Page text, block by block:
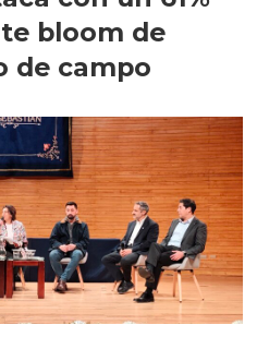
bloom de
de campo